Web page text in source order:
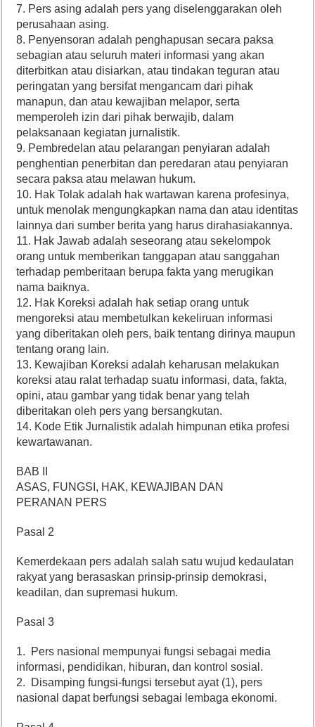
7. Pers asing adalah pers yang diselenggarakan oleh
perusahaan asing.
8. Penyensoran adalah penghapusan secara paksa
sebagian atau seluruh materi informasi yang akan
diterbitkan atau disiarkan, atau tindakan teguran atau
peringatan yang bersifat mengancam dari pihak
manapun, dan atau kewajiban melapor, serta
memperoleh izin dari pihak berwajib, dalam
pelaksanaan kegiatan jurnalistik.
9. Pembredelan atau pelarangan penyiaran adalah
penghentian penerbitan dan peredaran atau penyiaran
secara paksa atau melawan hukum.
10. Hak Tolak adalah hak wartawan karena profesinya,
untuk menolak mengungkapkan nama dan atau identitas
lainnya dari sumber berita yang harus dirahasiakannya.
11. Hak Jawab adalah seseorang atau sekelompok
orang untuk memberikan tanggapan atau sanggahan
terhadap pemberitaan berupa fakta yang merugikan
nama baiknya.
12. Hak Koreksi adalah hak setiap orang untuk
mengoreksi atau membetulkan kekeliruan informasi
yang diberitakan oleh pers, baik tentang dirinya maupun
tentang orang lain.
13. Kewajiban Koreksi adalah keharusan melakukan
koreksi atau ralat terhadap suatu informasi, data, fakta,
opini, atau gambar yang tidak benar yang telah
diberitakan oleh pers yang bersangkutan.
14. Kode Etik Jurnalistik adalah himpunan etika profesi
kewartawanan.
BAB II
ASAS, FUNGSI, HAK, KEWAJIBAN DAN
PERANAN PERS
Pasal 2
Kemerdekaan pers adalah salah satu wujud kedaulatan
rakyat yang berasaskan prinsip-prinsip demokrasi,
keadilan, dan supremasi hukum.
Pasal 3
1. Pers nasional mempunyai fungsi sebagai media
informasi, pendidikan, hiburan, dan kontrol sosial.
2. Disamping fungsi-fungsi tersebut ayat (1), pers
nasional dapat berfungsi sebagai lembaga ekonomi.